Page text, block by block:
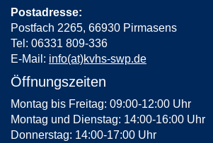
Postadresse:
Postfach 2265, 66930 Pirmasens
Tel: 06331 809-336
E-Mail: info(at)kvhs-swp.de
Öffnungszeiten
Montag bis Freitag: 09:00-12:00 Uhr
Montag und Dienstag: 14:00-16:00 Uhr
Donnerstag: 14:00-17:00 Uhr